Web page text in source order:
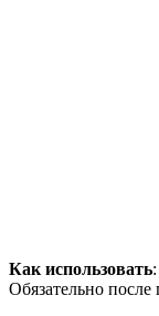
Как использовать
Обязательно